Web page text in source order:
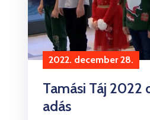
2022. december 28.
Tamási Táj 2022
adás